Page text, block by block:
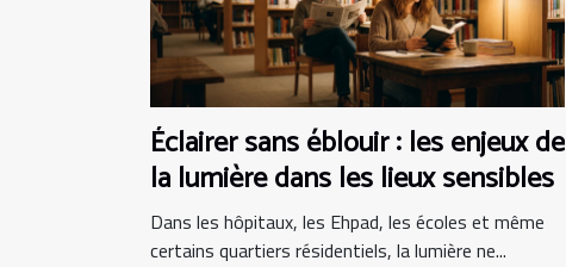
Éclairer sans éblouir : les enjeux de
la lumière dans les lieux sensibles
Dans les hôpitaux, les Ehpad, les écoles et même
certains quartiers résidentiels, la lumière ne...